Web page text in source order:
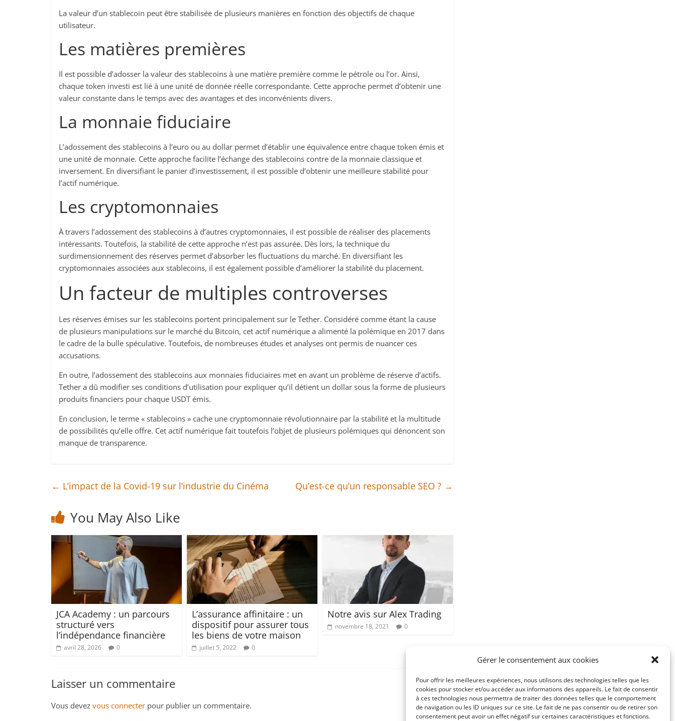
Gérer le consentement aux cookies
Pour offrir les meilleures expériences, nous utilisons des technologies telles que les
cookies pour stocker et/ou accéder aux informations des appareils. Le fait de consentir
à ces technologies nous permettra de traiter des données telles que le comportement
de navigation ou les ID uniques sur ce site. Le fait de ne pas consentir ou de retirer son
consentement peut avoir un effet négatif sur certaines caractéristiques et fonctions.
La valeur d’un stablecoin peut être stabilisée de plusieurs manières en fonction des objectifs de chaque
utilisateur.
Les matières premières
Il est possible d’adosser la valeur des stablecoins à une matière première comme le pétrole ou l’or. Ainsi,
chaque token investi est lié à une unité de donnée réelle correspondante. Cette approche permet d’obtenir une
valeur constante dans le temps avec des avantages et des inconvénients divers.
La monnaie fiduciaire
L’adossement des stablecoins à l’euro ou au dollar permet d’établir une équivalence entre chaque token émis et
une unité de monnaie. Cette approche facilite l’échange des stablecoins contre de la monnaie classique et
inversement. En diversifiant le panier d’investissement, il est possible d’obtenir une meilleure stabilité pour
l’actif numérique.
Les cryptomonnaies
À travers l’adossement des stablecoins à d’autres cryptomonnaies, il est possible de réaliser des placements
intéressants. Toutefois, la stabilité de cette approche n’est pas assurée. Dès lors, la technique du
surdimensionnement des réserves permet d’absorber les fluctuations du marché. En diversifiant les
cryptomonnaies associées aux stablecoins, il est également possible d’améliorer la stabilité du placement.
Un facteur de multiples controverses
Les réserves émises sur les stablecoins portent principalement sur le Tether. Considéré comme étant la cause
de plusieurs manipulations sur le marché du Bitcoin, cet actif numérique a alimenté la polémique en 2017 dans
le cadre de la bulle spéculative. Toutefois, de nombreuses études et analyses ont permis de nuancer ces
accusations.
En outre, l’adossement des stablecoins aux monnaies fiduciaires met en avant un problème de réserve d’actifs.
Tether a dû modifier ses conditions d’utilisation pour expliquer qu’il détient un dollar sous la forme de plusieurs
produits financiers pour chaque USDT émis.
En conclusion, le terme « stablecoins » cache une cryptomonnaie révolutionnaire par la stabilité et la multitude
de possibilités qu’elle offre. Cet actif numérique fait toutefois l’objet de plusieurs polémiques qui dénoncent son
manque de transparence.
← L’impact de la Covid-19 sur l’industrie du Cinéma Qu’est-ce qu’un responsable SEO ? →
You May Also Like
JCA Academy : un parcours
structuré vers
l’indépendance financière
avril 28, 2026 0
L’assurance affinitaire : un
dispositif pour assurer tous
les biens de votre maison
juillet 5, 2022 0
Notre avis sur Alex Trading
novembre 18, 2021 0
Laisser un commentaire
Vous devez vous connecter pour publier un commentaire.